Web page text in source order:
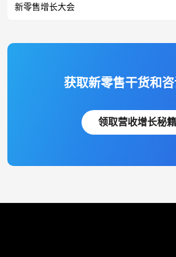
新零售增长大会
获取新零售干货和
领取营收增长秘籍